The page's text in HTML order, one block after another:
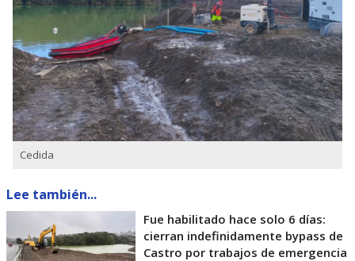
Cedida
Lee también...
Fue habilitado hace solo 6 días:
cierran indefinidamente bypass de
Castro por trabajos de emergencia